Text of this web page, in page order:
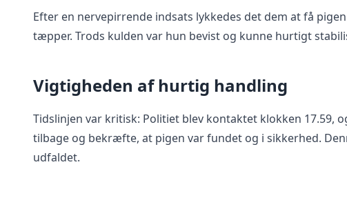
Efter en nervepirrende indsats lykkedes det dem at få
tæpper. Trods kulden var hun bevist og kunne hurtigt
Vigtigheden af hurtig handling
Tidslinjen var kritisk: Politiet blev kontaktet klokken 17.59,
tilbage og bekræfte, at pigen var fundet og i sikkerhed.
udfaldet.